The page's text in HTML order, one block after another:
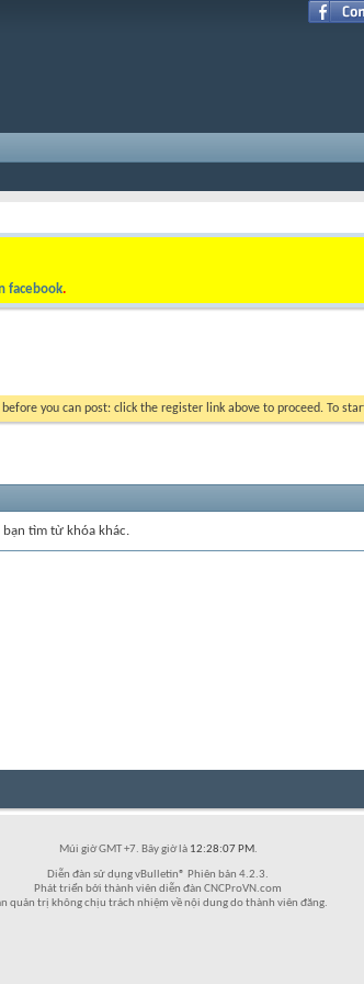
facebook.
before you can post: click the register link above to proceed. To
tìm từ khóa khác.
Múi giờ GMT +7. Bây giờ là 12:28:07 PM.
Diễn đàn sử dụng vBulletin® Phiên bản 4.2.3.
Phát triển bởi thành viên diễn đàn CNCProVN.com
quản trị không chịu trách nhiệm về nội dung do thành viên đăng.